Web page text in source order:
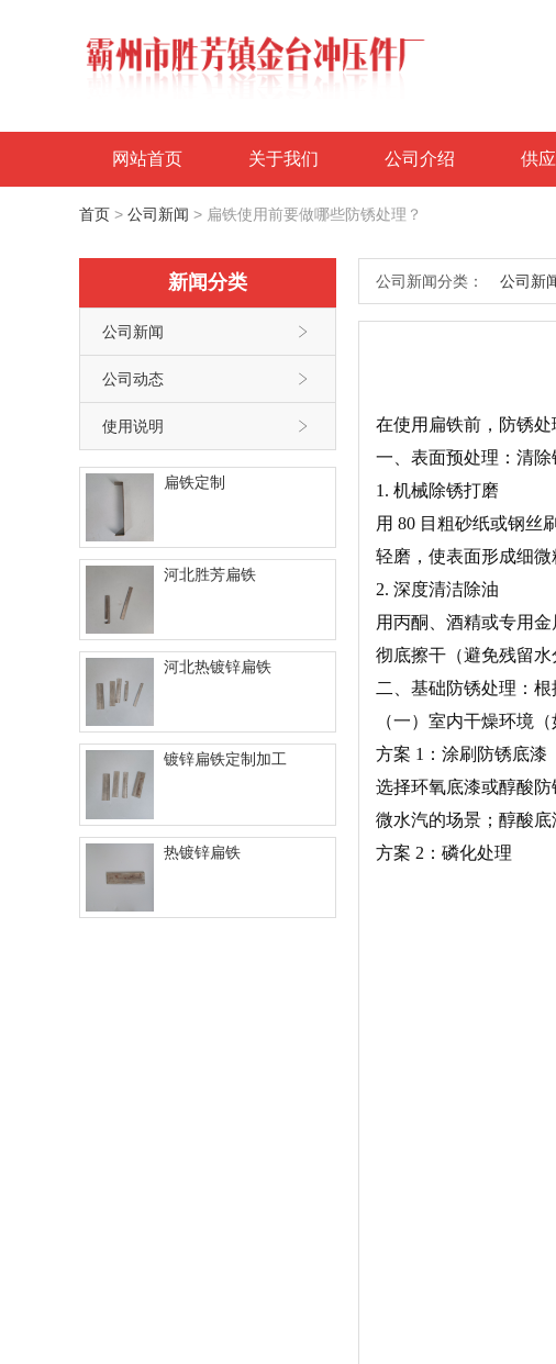
网站首页 关于我们 公司介绍 供
首页 > 公司新闻 > 扁铁使用前要做哪些防锈处理？
新闻分类
公司新闻 
公司动态 
使用说明 
扁铁定制
河北胜芳扁铁
河北热镀锌扁铁
镀锌扁铁定制加工
热镀锌扁铁
公司新闻分类： 公司新
在使用扁铁前，防锈
一、表面预处理：清
1. 机械除锈打磨
用 80 目粗砂纸或钢丝
轻磨，使表面形成细
2. 深度清洁除油
用丙酮、酒精或专用
彻底擦干（避免残留水
二、基础防锈处理：
（一）室内干燥环境
方案 1：涂刷防锈底漆
选择环氧底漆或醇酸
微水汽的场景；醇酸底
方案 2：磷化处理